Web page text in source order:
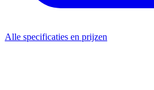
Alle specificaties en prijzen